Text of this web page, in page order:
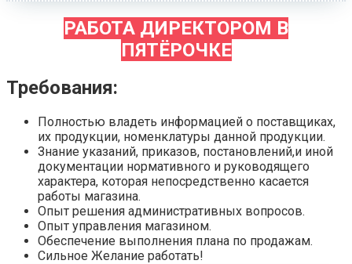
РАБОТА ДИРЕКТОРОМ В
ПЯТЁРОЧКЕ
Требования:
Полностью владеть информацией о поставщиках,
их продукции, номенклатуры данной продукции.
Знание указаний, приказов, постановлений,и иной
документации нормативного и руководящего
характера, которая непосредственно касается
работы магазина.
Опыт решения административных вопросов.
Опыт управления магазином.
Обеспечение выполнения плана по продажам.
Сильное Желание работать!